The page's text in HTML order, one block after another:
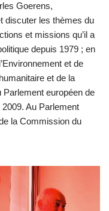
Goerens,
discuter les thèmes du
et missions qu’il a
depuis 1979 ; en
et de
et de la
européen de
Au Parlement
la Commission du